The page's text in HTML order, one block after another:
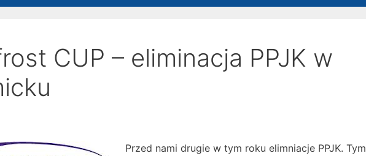
CUP – eliminacja PPJK w
Przed nami drugie w tym roku elimniacje PPJK. Tym